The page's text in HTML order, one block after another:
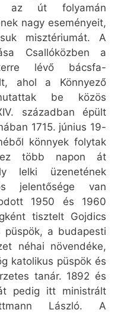
az út folyamán
nagy eseményeit,
misztériumát. A
Csallóközben a
lévő bácsfa-
ahol a Könnyező
be közös
században épült
1715. június 19-
könnyek folytak
több napon át
lelki üzenetének
jelentősége van
1950 és 1960
tisztelt Gojdics
püspök, a budapesti
néhai növendéke,
katolikus püspök és
tanár. 1892 és
pedig itt ministrált
László. A